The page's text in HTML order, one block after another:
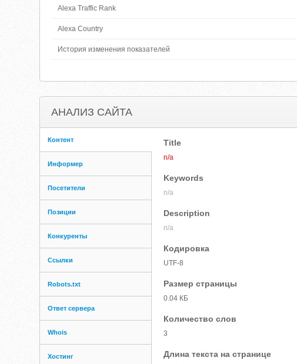
Alexa Traffic Rank
Alexa Country
История изменения показателей
АНАЛИЗ САЙТА
Контент
Информер
Посетители
Позиции
Конкуренты
Ссылки
Robots.txt
Ответ сервера
Whois
Хостинг
Title
n/a
Keywords
n/a
Description
n/a
Кодировка
UTF-8
Размер страницы
0.04 КБ
Количество слов
3
Длина текста на странице